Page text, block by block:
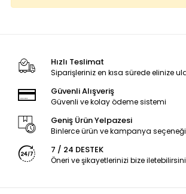
Hızlı Teslimat
Siparişleriniz en kısa sürede elinize
Güvenli Alışveriş
Güvenli ve kolay ödeme sistemi
Geniş Ürün Yelpazesi
Binlerce ürün ve kampanya seçeneği
7 / 24 DESTEK
Öneri ve şikayetlerinizi bize